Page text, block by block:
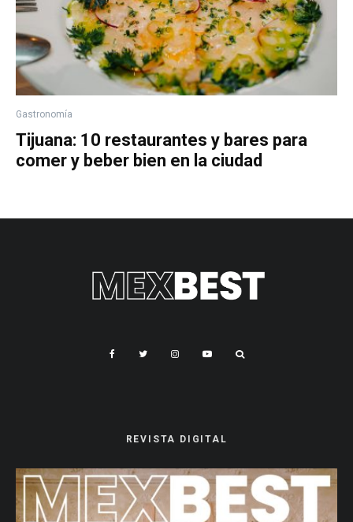
Gastronomía
Tijuana: 10 restaurantes y bares para
comer y beber bien en la ciudad
REVISTA DIGITAL